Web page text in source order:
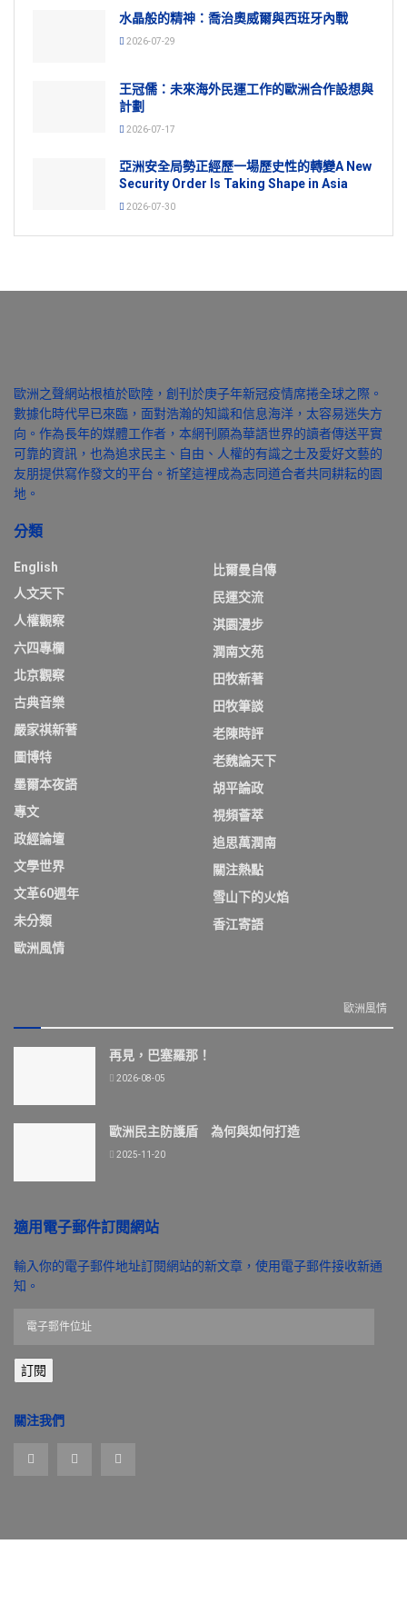
水晶般的精神：喬治奧威爾與西班牙內戰
2026-07-29
王冠儒：未來海外民運工作的歐洲合作設想與
計劃
2026-07-17
亞洲安全局勢正經歷一場歷史性的轉變A New
Security Order Is Taking Shape in Asia
2026-07-30
歐洲之聲網站根植於歐陸，創刊於庚子年新冠疫情席捲全球之際。
數據化時代早已來臨，面對浩瀚的知識和信息海洋，太容易迷失方
向。作為長年的媒體工作者，本網刊願為華語世界的讀者傳送平實
可靠的資訊，也為追求民主、自由、人權的有識之士及愛好文藝的
友朋提供寫作發文的平台。祈望這裡成為志同道合者共同耕耘的園
地。
分類
English
人文天下
人權觀察
六四專欄
北京觀察
古典音樂
嚴家祺新著
圖博特
墨爾本夜語
專文
政經論壇
文學世界
文革60週年
未分類
歐洲風情
比爾曼自傳
民運交流
淇園漫步
潤南文苑
田牧新著
田牧筆談
老陳時評
老魏論天下
胡平論政
視頻薈萃
追思萬潤南
關注熱點
雪山下的火焰
香江寄語
歐洲風情
再見，巴塞羅那！
2026-08-05
歐洲民主防護盾 為何與如何打造
2025-11-20
適用電子郵件訂閱網站
輸入你的電子郵件地址訂閱網站的新文章，使用電子郵件接收新通
知。
郵
件
址
訂閱
關注我們